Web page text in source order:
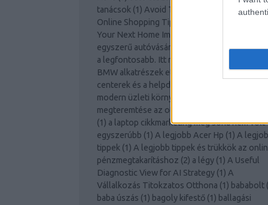
tanácsok (1) Avoid The Lines With These
Online Shopping Tips
Your Next Home Improvement Project!
egyszerű autóvásárlás
Az otthoni
a legfontosabb. Itt megtalálja a tippeket.
BMW alkatrészek etalont jelentenek!(1)A
centerek és a helpdesk támogatás szerepe a
modern üzleti környezetben
megteremtése az otthoni vállalkozás számára
(1) a laptop cikkmarketing még soha nem volt
egyszerúbb (1) A legjobb Acer Hp (1) A
tippek (1) A legjobb tippek és trükkök az
pénzmegtakarításhoz (2) a légy (1) A Useful
Diagnostic View for AI Strategy (1) A
Vállalkozás Titokzatos Otthona (1) bababolt (
baba úszás (1) bagoly kifestő (1) ballagási